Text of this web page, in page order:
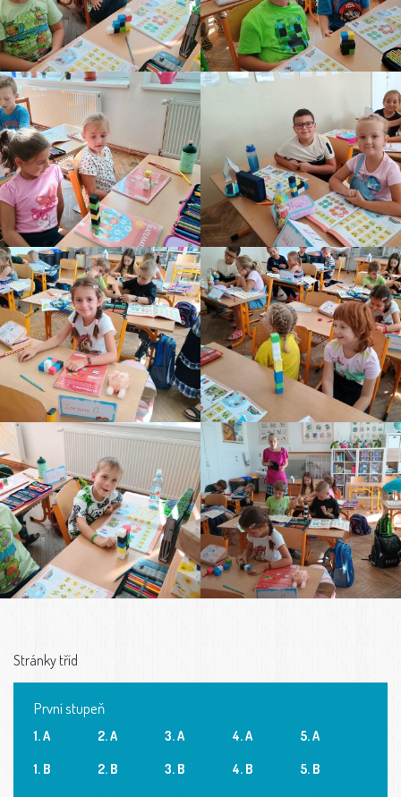
Stránky tříd
První stupeň
1. A
1. B
2. A
2. B
3. A
3. B
4. A
4. B
5. A
5. B